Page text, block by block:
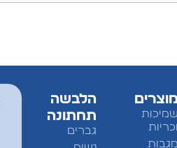
מוצרים
שמיכות
וכריות
מגבות
הלבשה
תחתונה
גברים